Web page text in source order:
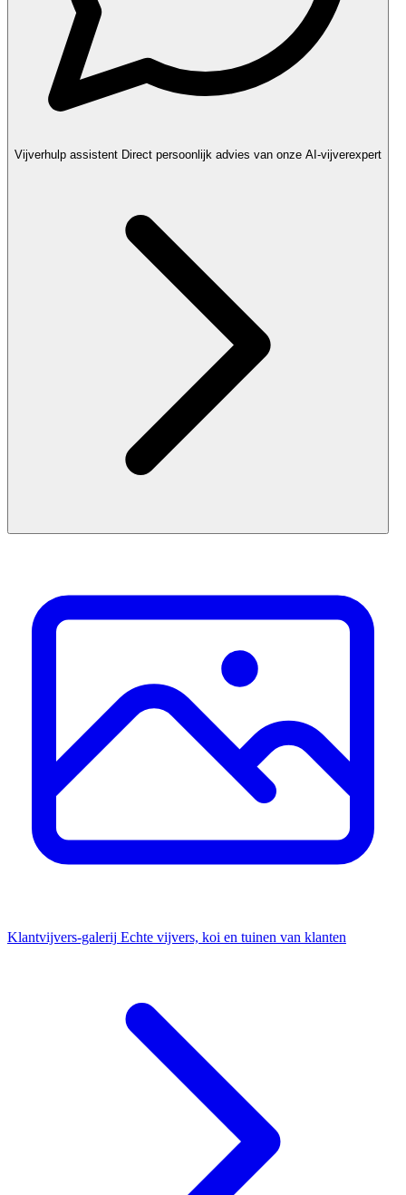
Vijverhulp assistent Direct persoonlijk advies van onze AI-vijverexpert
Klantvijvers-galerij Echte vijvers, koi en tuinen van klanten